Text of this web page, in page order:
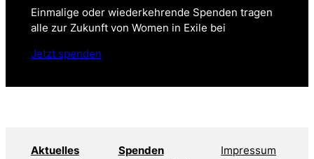
Einmalige oder wiederkehrende Spenden tragen
alle zur Zukunft von Women in Exile bei
Jetzt spenden
Aktuelles
Spenden
Impressum